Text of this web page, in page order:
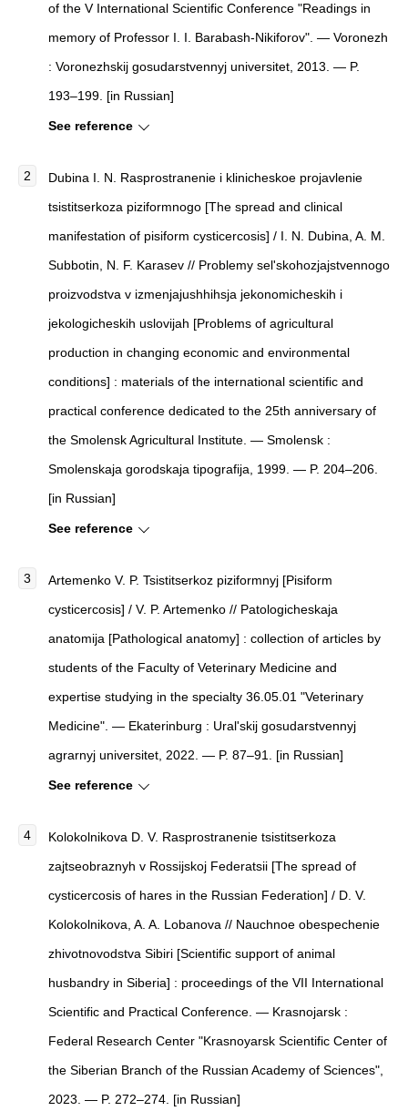
of the V International Scientific Conference "Readings in
memory of Professor I. I. Barabash-Nikiforov". — Voronezh
: Voronezhskij gosudarstvennyj universitet, 2013. — P.
193–199. [in Russian]
See reference
Dubina I. N. Rasprostranenie i klinicheskoe projavlenie
tsistitserkoza piziformnogo [The spread and clinical
manifestation of pisiform cysticercosis] / I. N. Dubina, A. M.
Subbotin, N. F. Karasev // Problemy sel'skohozjajstvennogo
proizvodstva v izmenjajushhihsja jekonomicheskih i
jekologicheskih uslovijah [Problems of agricultural
production in changing economic and environmental
conditions] : materials of the international scientific and
practical conference dedicated to the 25th anniversary of
the Smolensk Agricultural Institute. — Smolensk :
Smolenskaja gorodskaja tipografija, 1999. — P. 204–206.
[in Russian]
See reference
Artemenko V. P. Tsistitserkoz piziformnyj [Pisiform
cysticercosis] / V. P. Artemenko // Patologicheskaja
anatomija [Pathological anatomy] : collection of articles by
students of the Faculty of Veterinary Medicine and
expertise studying in the specialty 36.05.01 "Veterinary
Medicine". — Ekaterinburg : Ural'skij gosudarstvennyj
agrarnyj universitet, 2022. — P. 87–91. [in Russian]
See reference
Kolokolnikova D. V. Rasprostranenie tsistitserkoza
zajtseobraznyh v Rossijskoj Federatsii [The spread of
cysticercosis of hares in the Russian Federation] / D. V.
Kolokolnikova, A. A. Lobanova // Nauchnoe obespechenie
zhivotnovodstva Sibiri [Scientific support of animal
husbandry in Siberia] : proceedings of the VII International
Scientific and Practical Conference. — Krasnojarsk :
Federal Research Center "Krasnoyarsk Scientific Center of
the Siberian Branch of the Russian Academy of Sciences",
2023. — P. 272–274. [in Russian]